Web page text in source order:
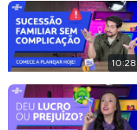
10:28